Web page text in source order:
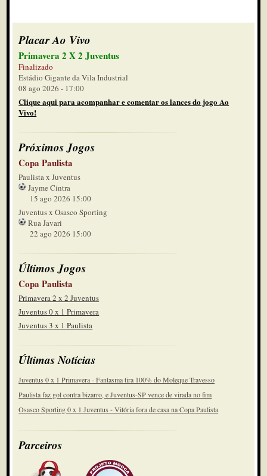
Placar Ao Vivo
Primavera 2 X 2 Juventus
Finalizado
Estádio Gigante da Vila Industrial
08 ago 2026 - 17:00
Clique aqui para acompanhar e comentar os lances do jogo Ao
Vivo!
Próximos Jogos
Copa Paulista
Paulista x Juventus
Jayme Cintra
15 ago 2026 15:00
Juventus x Osasco Sporting
Rua Javari
22 ago 2026 15:00
Últimos Jogos
Copa Paulista
Primavera 2 x 2 Juventus
Juventus 0 x 1 Primavera
Juventus 3 x 1 Paulista
Últimas Notícias
Juventus 0 x 1 Primavera - Fantasma tira 100% do Moleque Travesso
Paulista faz gol contra bizarro, e Juventus-SP vence de virada no fim
Osasco Sporting 0 x 1 Juventus - Vitória fora de casa na Copa Paulista
Parceiros